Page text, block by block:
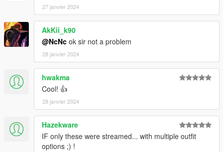
27 janvier 2024
AkKii_k90
@NcNc ok sir not a problem
28 janvier 2024
hwakma
Cool! 👍
28 janvier 2024
Hazekware
IF only these were streamed... with multiple outfit
options ;) !